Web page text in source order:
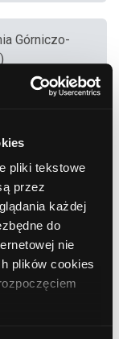
pliki tekstowe
przez
każdej
do
nie
plików cookies
Górniczo-
part in
24H